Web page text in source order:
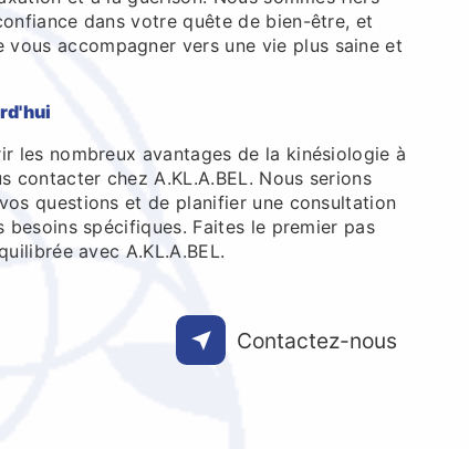
dans votre quête de bien-être, et
vous accompagner vers une vie plus saine et
les nombreux avantages de la kinésiologie à
contacter chez A.KL.A.BEL. Nous serions
questions et de planifier une consultation
spécifiques. Faites le premier pas
avec A.KL.A.BEL.
Contactez-nous